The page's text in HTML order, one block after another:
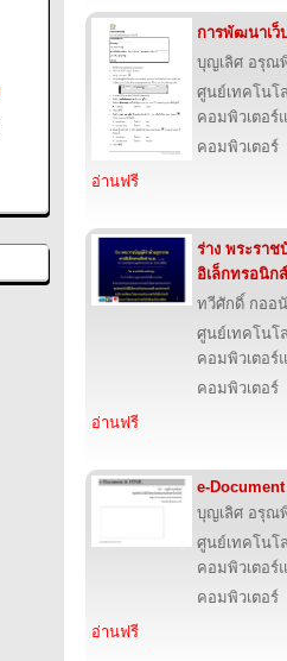
การพัฒนาเว็
บุญเลิศ อรุณ
ศูนย์เทคโนโ
คอมพิวเตอร์
คอมพิวเตอร์
อ่านฟรี
ร่าง พระรา
อิเล็กทรอนิกส์
ทวีศักดิ์ กออ
ศูนย์เทคโนโ
คอมพิวเตอร์
คอมพิวเตอร์
อ่านฟรี
e-
บุญเลิศ อรุณ
ศูนย์เทคโนโ
คอมพิวเตอร์
คอมพิวเตอร์
อ่านฟรี